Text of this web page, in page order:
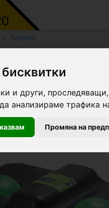
и други,
анализираме трафика
Промяна на
Поилки
за едър